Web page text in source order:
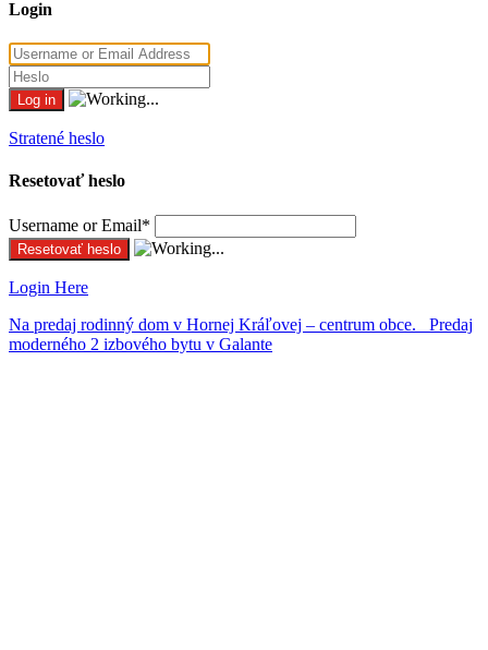
Login
Stratené heslo
Resetovať heslo
Username or Email*
Login Here
Na predaj rodinný dom v Hornej Kráľovej – centrum obce.
Predaj
moderného 2 izbového bytu v Galante